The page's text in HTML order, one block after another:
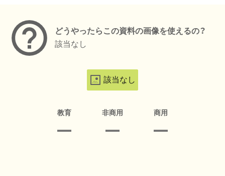
どうやったらこの資料の画像を使えるの？
該当なし
該当なし
教育 非商用 商用